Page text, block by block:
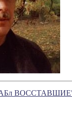
ВОССТАВШИЕ" -